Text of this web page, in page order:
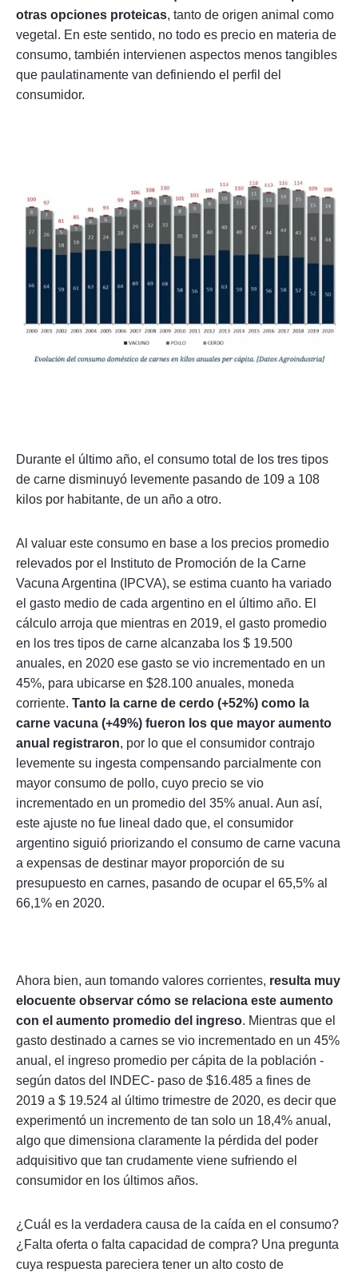
otras opciones proteicas, tanto de origen animal como
vegetal. En este sentido, no todo es precio en materia de
consumo, también intervienen aspectos menos tangibles
que paulatinamente van definiendo el perfil del
consumidor.
Durante el último año, el consumo total de los tres tipos
de carne disminuyó levemente pasando de 109 a 108
kilos por habitante, de un año a otro.
Al valuar este consumo en base a los precios promedio
relevados por el Instituto de Promoción de la Carne
Vacuna Argentina (IPCVA), se estima cuanto ha variado
el gasto medio de cada argentino en el último año. El
cálculo arroja que mientras en 2019, el gasto promedio
en los tres tipos de carne alcanzaba los $ 19.500
anuales, en 2020 ese gasto se vio incrementado en un
45%, para ubicarse en $28.100 anuales, moneda
corriente. Tanto la carne de cerdo (+52%) como la
carne vacuna (+49%) fueron los que mayor aumento
anual registraron, por lo que el consumidor contrajo
levemente su ingesta compensando parcialmente con
mayor consumo de pollo, cuyo precio se vio
incrementado en un promedio del 35% anual. Aun así,
este ajuste no fue lineal dado que, el consumidor
argentino siguió priorizando el consumo de carne vacuna
a expensas de destinar mayor proporción de su
presupuesto en carnes, pasando de ocupar el 65,5% al
66,1% en 2020.
Ahora bien, aun tomando valores corrientes, resulta muy
elocuente observar cómo se relaciona este aumento
con el aumento promedio del ingreso. Mientras que el
gasto destinado a carnes se vio incrementado en un 45%
anual, el ingreso promedio per cápita de la población -
según datos del INDEC- paso de $16.485 a fines de
2019 a $ 19.524 al último trimestre de 2020, es decir que
experimentó un incremento de tan solo un 18,4% anual,
algo que dimensiona claramente la pérdida del poder
adquisitivo que tan crudamente viene sufriendo el
consumidor en los últimos años.
¿Cuál es la verdadera causa de la caída en el consumo?
¿Falta oferta o falta capacidad de compra? Una pregunta
cuya respuesta pareciera tener un alto costo de